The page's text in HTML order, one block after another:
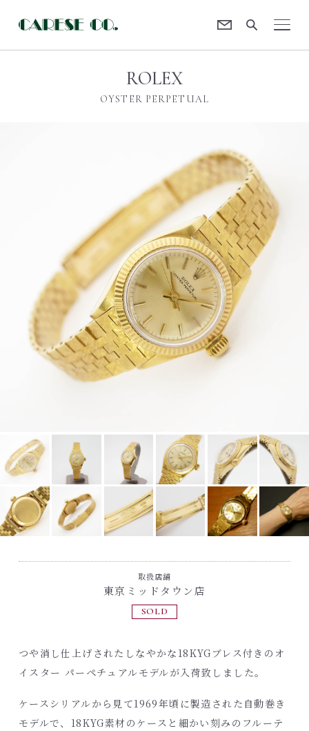
ROLEX
OYSTER PERPETUAL
取扱店舗
東京ミッドタウン店
SOLD
つや消し仕上げされたしなやかな18KYGブレス付きのオ
イスター パーペチュアルモデルが入荷致しました。
ケースシリアルから見て1969年頃に製造された自動巻き
モデルで、18KYG素材のケースと細かい刻みのフルーテ